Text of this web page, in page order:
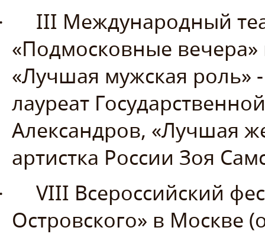
III Международный
«Подмосковные
«Лучшая мужская роль»
лауреат
Александров, «Лучшая
артистка России Зоя
VIII Всероссийский
Островского» в Москве